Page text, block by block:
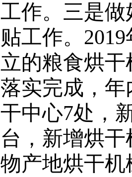
工作。三是
贴工作。
立的粮食烘
落实完成，
干中心7处，
台，新增烘
物产地烘干机